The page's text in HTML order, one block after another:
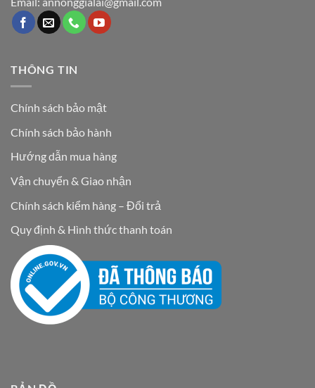
THÔNG TIN
Chính sách bảo mật
Chính sách bảo hành
Hướng dẫn mua hàng
Vận chuyển & Giao nhận
Chính sách kiểm hàng – Đổi trả
Quy định & Hình thức thanh toán